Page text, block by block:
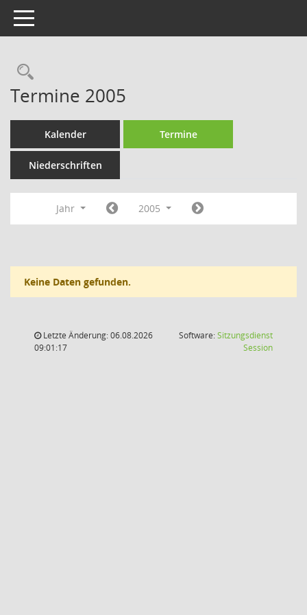
Toggle navigation
Rechercheauswahl
Termine 2005
Kalender Termine
Niederschriften
Jahr 2005
Keine Daten gefunden.
Letzte Änderung: 06.08.2026
09:01:17
Software:Sitzungsdienst
Session(Wird in